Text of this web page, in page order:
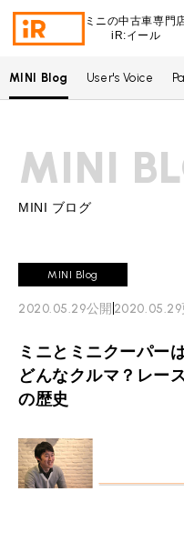
ミニの中古車専門
iR:イール
BMW MINI BMWミニ
ROVER MINI ローバー
TRADE 買取
TOP
iRの買取が他社より
必要書類
買取Q&A
iRで愛車を売却され
BMWミニ買取査定依
MAINTENANCE
TOP
BMWミニ メンテナ
ローバーミニ メンテ
BLOG & MEDIA ブロ
TOP
MINI Blog
User's Voice
Part's Report
MINI KNOWLEDGE
BMWミニナレッジ
会社概要
RECRUIT
MINI Blog User's Voice
MINI
MINI ブログ
MINI Blog
2020.05.29公開 2020.05.29
ミニとミニクーパー
どんなクルマ？レー
の歴史